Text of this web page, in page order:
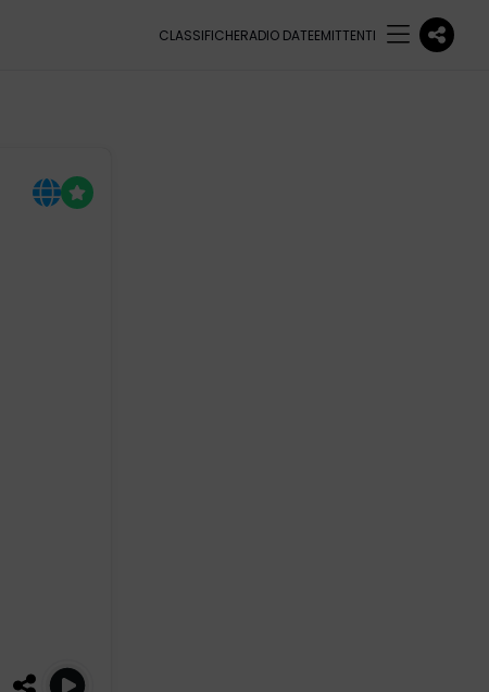
CLASSIFICHERADIO DATEEMITTENTI